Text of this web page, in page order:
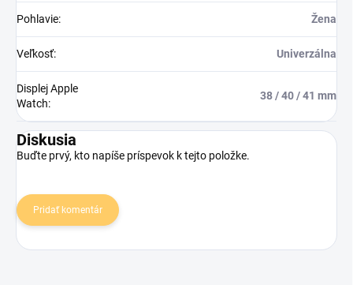
Pohlavie: Žena
Veľkosť: Univerzálna
Displej Apple
Watch:
38 / 40 / 41 mm
Diskusia
Buďte prvý, kto napíše príspevok k tejto položke.
Pridať komentár